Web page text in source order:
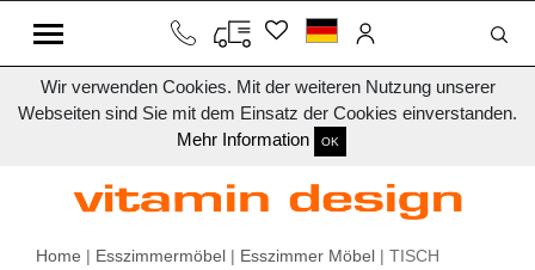
Wir verwenden Cookies. Mit der weiteren Nutzung unserer
Webseiten sind Sie mit dem Einsatz der Cookies einverstanden.
Mehr Information
OK
Home | Esszimmermöbel | Esszimmer Möbel | TISCH